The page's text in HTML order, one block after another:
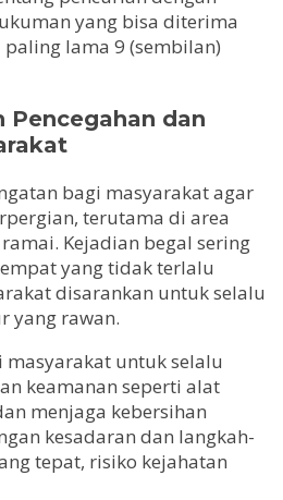
yang bisa diterima
lama 9 (sembilan)
Pencegahan dan
bagi masyarakat agar
terutama di area
Kejadian begal sering
yang tidak terlalu
disarankan untuk selalu
yang rawan.
untuk selalu
keamanan seperti alat
menjaga kebersihan
kesadaran dan langkah-
tepat, risiko kejahatan